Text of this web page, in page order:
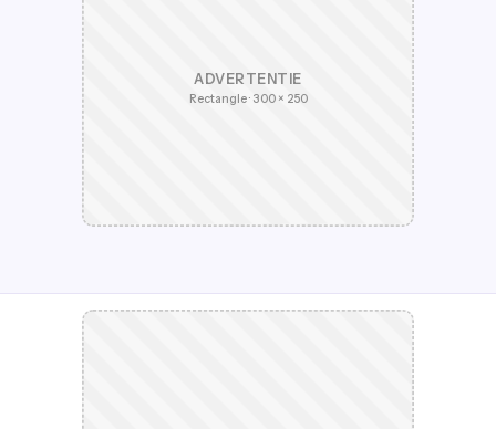
ADVERTENTIE
Rectangle · 300 × 250